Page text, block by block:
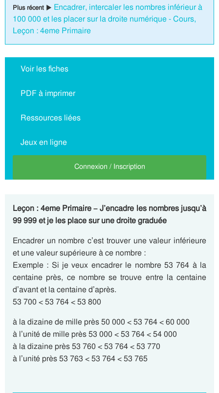
Plus récent ▶ Encadrer, intercaler les nombres inférieur à
100 000 et les placer sur la droite numérique - Cours,
Leçon : 4eme Primaire
Voir les fiches
PDF à imprimer
Ressources liées
Jeux en ligne
Connexion / Inscription
Leçon : 4eme Primaire – J’encadre les nombres jusqu’à
99 999 et je les place sur une droite graduée
Encadrer un nombre c’est trouver une valeur inférieure
et une valeur supérieure à ce nombre :
Exemple : Si je veux encadrer le nombre 53 764 à la
centaine près, ce nombre se trouve entre la centaine
d’avant et la centaine d’après.
53 700 < 53 764 < 53 800
à la dizaine de mille près 50 000 < 53 764 < 60 000
à l’unité de mille près 53 000 < 53 764 < 54 000
à la dizaine près 53 760 < 53 764 < 53 770
à l’unité près 53 763 < 53 764 < 53 765